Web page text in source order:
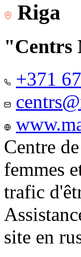
Riga
"Centrs
+371
Centre
femmes
trafic
site en